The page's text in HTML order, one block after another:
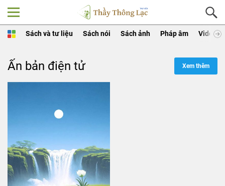
Sách và tư liệu Sách nói Sách ảnh Pháp âm Video
Ấn bản điện tử Xem thêm